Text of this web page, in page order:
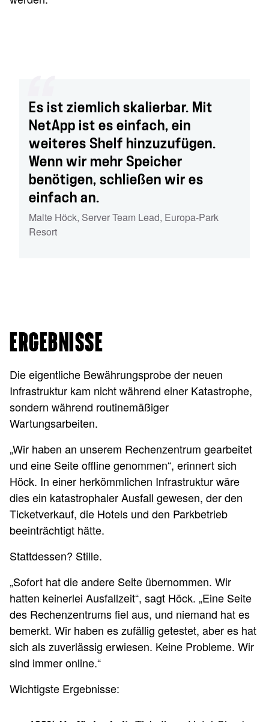
Es ist ziemlich skalierbar. Mit
NetApp ist es einfach, ein
weiteres Shelf hinzuzufügen.
Wenn wir mehr Speicher
benötigen, schließen wir es
einfach an.
Malte Höck, Server Team Lead, Europa-Park
Resort
ERGEBNISSE
Die eigentliche Bewährungsprobe der neuen
Infrastruktur kam nicht während einer Katastrophe,
sondern während routinemäßiger
Wartungsarbeiten.
„Wir haben an unserem Rechenzentrum gearbeitet
und eine Seite offline genommen“, erinnert sich
Höck. In einer herkömmlichen Infrastruktur wäre
dies ein katastrophaler Ausfall gewesen, der den
Ticketverkauf, die Hotels und den Parkbetrieb
beeinträchtigt hätte.
Stattdessen? Stille.
„Sofort hat die andere Seite übernommen. Wir
hatten keinerlei Ausfallzeit“, sagt Höck. „Eine Seite
des Rechenzentrums fiel aus, und niemand hat es
bemerkt. Wir haben es zufällig getestet, aber es hat
sich als zuverlässig erwiesen. Keine Probleme. Wir
sind immer online.“
Wichtigste Ergebnisse: